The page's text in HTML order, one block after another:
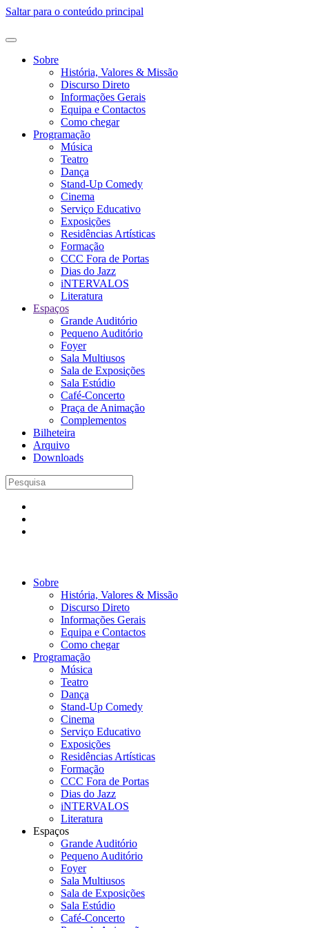
Saltar para o conteúdo principal
Sobre
História, Valores & Missão
Discurso Direto
Informações Gerais
Equipa e Contactos
Como chegar
Programação
Música
Teatro
Dança
Stand-Up Comedy
Cinema
Serviço Educativo
Exposições
Residências Artísticas
Formação
CCC Fora de Portas
Dias do Jazz
iNTERVALOS
Literatura
Espaços
Grande Auditório
Pequeno Auditório
Foyer
Sala Multiusos
Sala de Exposições
Sala Estúdio
Café-Concerto
Praça de Animação
Complementos
Bilheteira
Arquivo
Downloads
Sobre
História, Valores & Missão
Discurso Direto
Informações Gerais
Equipa e Contactos
Como chegar
Programação
Música
Teatro
Dança
Stand-Up Comedy
Cinema
Serviço Educativo
Exposições
Residências Artísticas
Formação
CCC Fora de Portas
Dias do Jazz
iNTERVALOS
Literatura
Espaços
Grande Auditório
Pequeno Auditório
Foyer
Sala Multiusos
Sala de Exposições
Sala Estúdio
Café-Concerto